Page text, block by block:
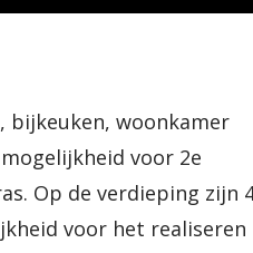
bijkeuken, woonkamer
voor 2e
Op de verdieping zijn
voor het realiseren